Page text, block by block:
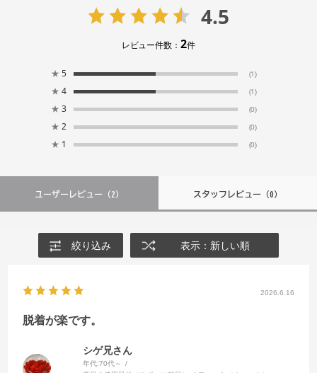
4.5
レビュー件数：2件
★ 5 (1)
★ 4 (1)
★ 3 (0)
★ 2 (0)
★ 1 (0)
ユーザーレビュー （2） スタッフレビュー（0）
絞り込み 表示：新しい順
2026.6.16
脱着が楽です。
シゲ兄さん
年代:70代～